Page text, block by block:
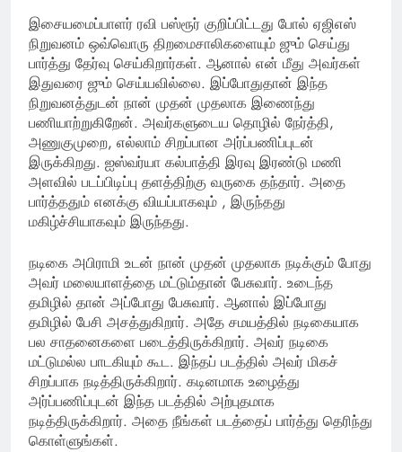
இசையமைப்பாளர் ரவி பஸ்ரூர் குறிப்பிட்டது போல் ஏஜிஎஸ்
நிறுவனம் ஒவ்வொரு திறமைசாலிகளையும் ஜும் செய்து
பார்த்து தேர்வு செய்கிறார்கள். ஆனால் என் மீது அவர்கள்
இதுவரை ஜும் செய்யவில்லை. இப்போதுதான் இந்த
நிறுவனத்துடன் நான் முதன் முதலாக இணைந்து
பணியாற்றுகிறேன். அவர்களுடைய தொழில் நேர்த்தி,
அணுகுமுறை, எல்லாம் சிறப்பான அர்ப்பணிப்புடன்
இருக்கிறது. ஐஸ்வர்யா கல்பாத்தி இரவு இரண்டு மணி
அளவில் படப்பிடிப்பு தளத்திற்கு வருகை தந்தார். அதை
பார்த்ததும் எனக்கு வியப்பாகவும் , இருந்தது
மகிழ்ச்சியாகவும் இருந்தது.
நடிகை அபிராமி உடன் நான் முதன் முதலாக நடிக்கும் போது
அவர் மலையாளத்தை மட்டும்தான் பேசுவார். உடைந்த
தமிழில் தான் அப்போது பேசுவார். ஆனால் இப்போது
தமிழில் பேசி அசத்துகிறார். அதே சமயத்தில் நடிகையாக
பல சாதனைகளை படைத்திருக்கிறார். அவர் நடிகை
மட்டுமல்ல பாடகியும் கூட. இந்தப் படத்தில் அவர் மிகச்
சிறப்பாக நடித்திருக்கிறார். கடினமாக உழைத்து
அர்ப்பணிப்புடன் இந்த படத்தில் அற்புதமாக
நடித்திருக்கிறார். அதை நீங்கள் படத்தைப் பார்த்து தெரிந்து
கொள்ளுங்கள்.